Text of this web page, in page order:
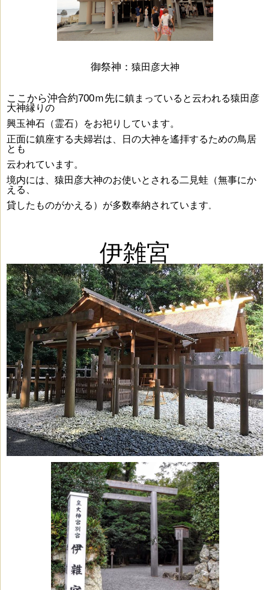
御祭神： 猿田彦大神
ここから沖合約700ｍ先に鎮まっていると云われる猿田彦
大神縁りの
興玉神石（霊石）をお祀りしています。
正面に鎮座する夫婦岩は、日の大神を遙拝するための鳥居
とも
云われています。
境内には、猿田彦大神のお使いとされる二見蛙（無事にか
える、
貸したものがかえる）が多数奉納されています 。
伊雑宮